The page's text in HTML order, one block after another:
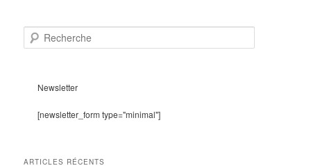
e
Newsletter
[newsletter_form type="minimal"]
ARTICLES RÉCENTS